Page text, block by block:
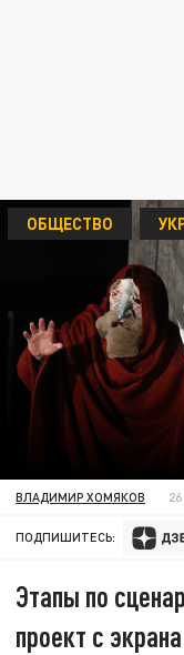
ОБЩЕСТВО
ВЛАДИМИР ХОМЯКОВ
ПОДПИШИТЕСЬ:
Этапы по
проект с